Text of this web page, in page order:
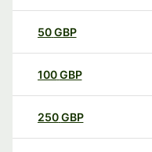
50GBP
100GBP
250GBP